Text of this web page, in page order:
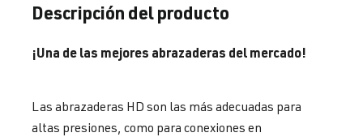
Descripción del producto
¡Una de las mejores abrazaderas del mercado!
Las abrazaderas HD son las más adecuadas para
altas presiones, como para conexiones en